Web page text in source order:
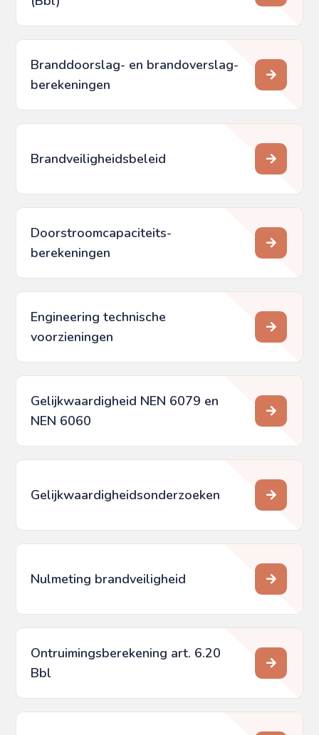
Branddoorslag- en brandoverslag­
berekeningen
Brandveiligheidsbeleid
Doorstroomcapaciteits­
berekeningen
Engineering technische
voorzieningen
Gelijkwaardigheid NEN 6079 en
NEN 6060
Gelijkwaardigheids­onderzoeken
Nulmeting brandveiligheid
Ontruimingsberekening art. 6.20
Bbl